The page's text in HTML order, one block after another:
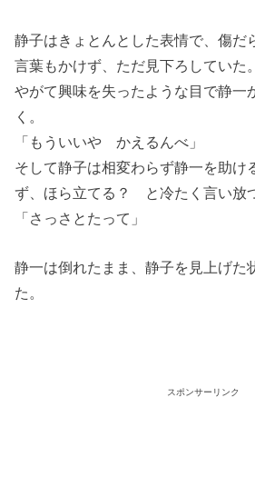
静子はきょとんとした表情で、傷だ
言葉もかけず、ただ見下ろしていた。
やがて興味を失ったような目で静一
く。
「もういいや かえるんべ」
そして静子は相変わらず静一を助け
ず、ほら立てる？ と冷たく言い放
「さっさとたって」
静一は倒れたまま、静子を見上げた
た。
スポンサーリンク